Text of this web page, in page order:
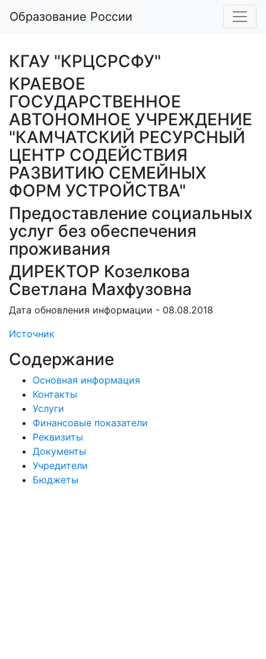
Образование России
КГАУ "КРЦСРСФУ"
КРАЕВОЕ
ГОСУДАРСТВЕННОЕ
АВТОНОМНОЕ УЧРЕЖДЕНИЕ
"КАМЧАТСКИЙ РЕСУРСНЫЙ
ЦЕНТР СОДЕЙСТВИЯ
РАЗВИТИЮ СЕМЕЙНЫХ
ФОРМ УСТРОЙСТВА"
Предоставление социальных
услуг без обеспечения
проживания
ДИРЕКТОР Козелкова
Светлана Махфузовна
Дата обновления информации - 08.08.2018
Источник
Содержание
Основная информация
Контакты
Услуги
Финансовые показатели
Реквизиты
Документы
Учредители
Бюджеты